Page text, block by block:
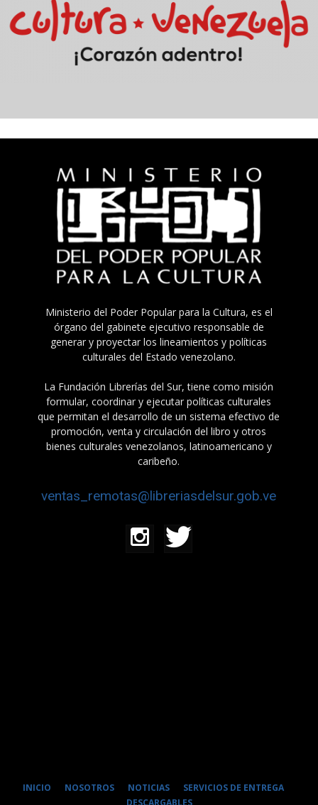
Ministerio del Poder Popular para la Cultura, es el
órgano del gabinete ejecutivo responsable de
generar y proyectar los lineamientos y políticas
culturales del Estado venezolano.
La Fundación Librerías del Sur, tiene como misión
formular, coordinar y ejecutar políticas culturales
que permitan el desarrollo de un sistema efectivo de
promoción, venta y circulación del libro y otros
bienes culturales venezolanos, latinoamericano y
caribeño.
ventas_remotas@libreriasdelsur.gob.ve
INICIO NOSOTROS NOTICIAS
SERVICIOS DE ENTREGA